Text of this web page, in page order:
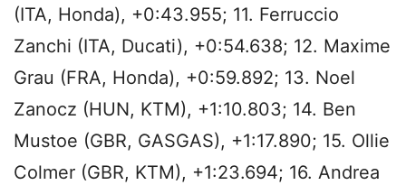
(ITA, Honda), +0:43.955; 11. Ferruccio
Zanchi (ITA, Ducati), +0:54.638; 12. Maxime
Grau (FRA, Honda), +0:59.892; 13. Noel
Zanocz (HUN, KTM), +1:10.803; 14. Ben
Mustoe (GBR, GASGAS), +1:17.890; 15. Ollie
Colmer (GBR, KTM), +1:23.694; 16. Andrea